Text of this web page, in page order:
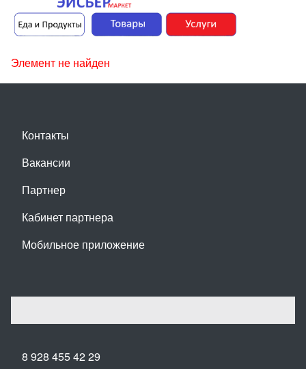
Элемент не найден
Контакты
Вакансии
Партнер
Кабинет партнера
Мобильное приложение
8 928 455 42 29